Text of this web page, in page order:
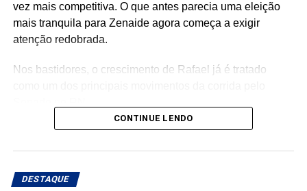
vez mais competitiva. O que antes parecia uma eleição
mais tranquila para Zenaide agora começa a exigir
atenção redobrada.
Nos bastidores, o crescimento de Rafael já é tratado
CONTINUE LENDO
DESTAQUE